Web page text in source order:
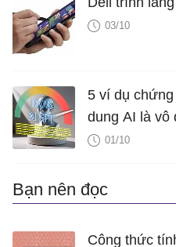
03/10
5 ví dụ
dung AI là vô
01/10
Bạn nên đọc
Công thức